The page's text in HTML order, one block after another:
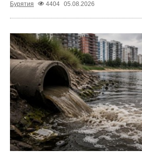
Бурятия
4404 05.08.2026